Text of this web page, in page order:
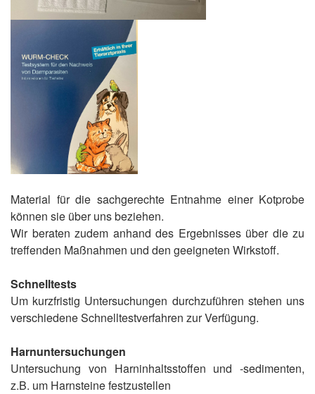
Material für die sachgerechte Entnahme einer Kotprobe
können sie über uns beziehen.
Wir beraten zudem anhand des Ergebnisses über die zu
treffenden Maßnahmen und den geeigneten Wirkstoff.
Schnelltests
Um kurzfristig Untersuchungen durchzuführen stehen uns
verschiedene Schnelltestverfahren zur Verfügung.
Harnuntersuchungen
Untersuchung von Harninhaltsstoffen und -sedimenten,
z.B. um Harnsteine festzustellen